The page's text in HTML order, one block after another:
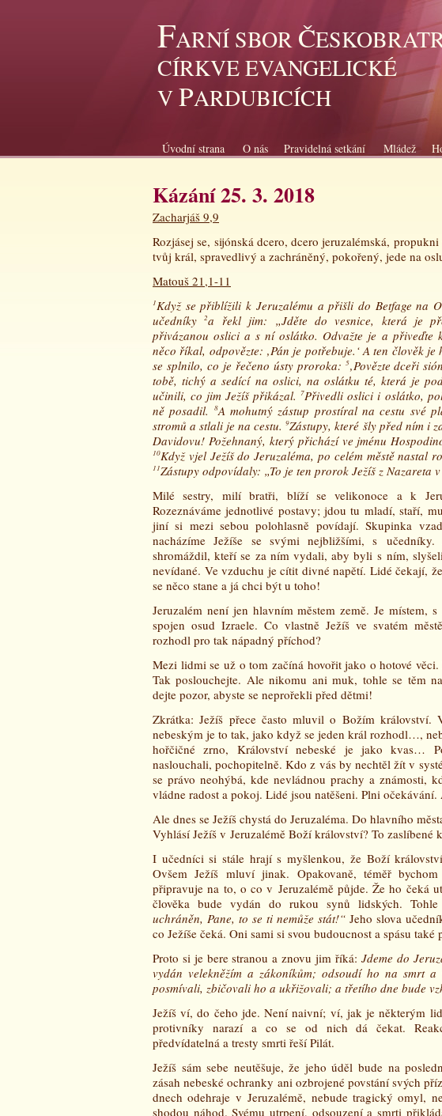
FARNÍ SBOR Č
CÍRKVE EVANGELICKÉ
VPARDUBICÍCH
Úvodní strana O nás Pravidelná setkání Mládež
Kázání 25. 3. 2018
Zacharjáš 9,9
Rozjásej se, sijónská dcero, dcero jeruzalémská,
tvůj král, spravedlivý a zachráněný, pokořený, jede na
Matouš 21,1-11
1Když se přiblížili k Jeruzalému a přišli do Betfage na
učedníky2a řekl jim: „Jděte do vesnice, která je
přivázanou oslici a s ní oslátko. Odvažte je a přiveďte
něco říkal, odpovězte: ‚Pán je potřebuje.‘ A ten člověk je
se splnilo, co je řečeno ústy proroka: 5‚Povězte dceři
tobě, tichý a sedící na oslici, na oslátku té, která je
učinili, co jim Ježíš přikázal.
7Přivedli oslici i oslátko,
ně posadil.
8A mohutný zástup prostíral na cestu své
stromů a stlali je na cestu.9Zástupy, které šly před ním i
Davidovu! Požehnaný, který přichází ve jménu
10Když vjel Ježíš do Jeruzaléma, po celém městě nastal
11Zástupy odpovídaly: „To je ten prorok Ježíš z Nazareta
Milé sestry, milí bratři, blíží se velikonoce a k
Rozeznáváme jednotlivé postavy; jdou tu mladí, staří,
jiní si mezi sebou polohlasně povídají. Skupinka
nacházíme Ježíše se svými nejbližšími, s
shromáždil, kteří se za ním vydali, aby byli s ním,
nevídané. Ve vzduchu je cítit divné napětí. Lidé čekají,
se něco stane a já chci být u toho!
Jeruzalém není jen hlavním městem země. Je místem,
spojen osud Izraele. Co vlastně Ježíš ve svatém
rozhodl pro tak nápadný příchod?
Mezi lidmi se už o tom začíná hovořit jako o hotové
Tak poslouchejte. Ale nikomu ani muk, tohle se těm
dejte pozor, abyste se neprořekli před dětmi!
Zkrátka: Ježíš přece často mluvil o Božím království.
nebeským je to tak, jako když se jeden král rozhodl…,
hořčičné zrno, Království nebeské je jako kvas…
naslouchali, pochopitelně. Kdo z vás by nechtěl žít v
se právo neohýbá, kde nevládnou prachy a známosti,
vládne radost a pokoj. Lidé jsou natěšeni. Plni
Ale dnes se Ježíš chystá do Jeruzaléma. Do hlavního
Vyhlásí Ježíš v Jeruzalémě Boží království? To zaslíbené
I učedníci si stále hrají s myšlenkou, že Boží
Ovšem Ježíš mluví jinak. Opakovaně, téměř
připravuje na to, o co v Jeruzalémě půjde. Že ho čeká
člověka bude vydán do rukou synů lidských. Tohle
uchráněn, Pane, to se ti nemůže stát!“ Jeho slova
co Ježíše čeká. Oni sami si svou budoucnost a spásu také
Proto si je bere stranou a znovu jim říká: Jdeme do
vydán velekněžím a zákoníkům; odsoudí ho na smrt
posmívali, zbičovali ho a ukřižovali; a třetího dne bude
Ježíš ví, do čeho jde. Není naivní; ví, jak je některým
protivníky narazí a co se od nich dá čekat.
předvídatelná a tresty smrti řeší Pilát.
Ježíš sám sebe neutěšuje, že jeho úděl bude na
zásah nebeské ochranky ani ozbrojené povstání svých
dnech odehraje v Jeruzalémě, nebude tragický omyl,
shodou náhod. Svému utrpení, odsouzení a smrti